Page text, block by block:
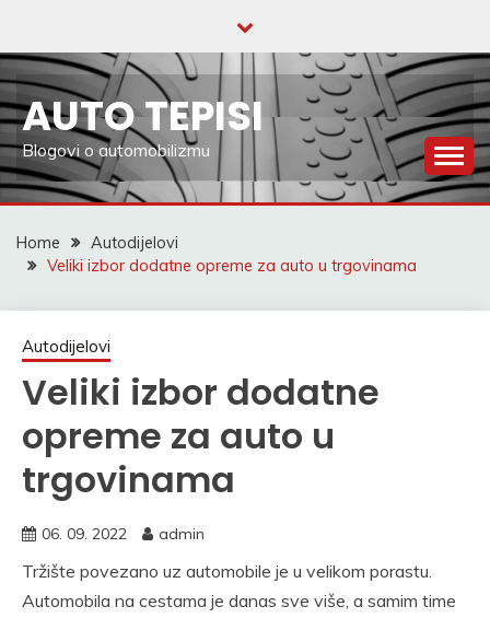
content
AUTO TEPISI
Blogovi o automobilizmu
Home
Autodijelovi
Veliki izbor dodatne opreme za auto u trgovinama
Autodijelovi
Veliki izbor dodatne
opreme za auto u
trgovinama
06. 09. 2022 admin
Tržište povezano uz automobile je u velikom porastu.
Automobila na cestama je danas sve više, a samim time